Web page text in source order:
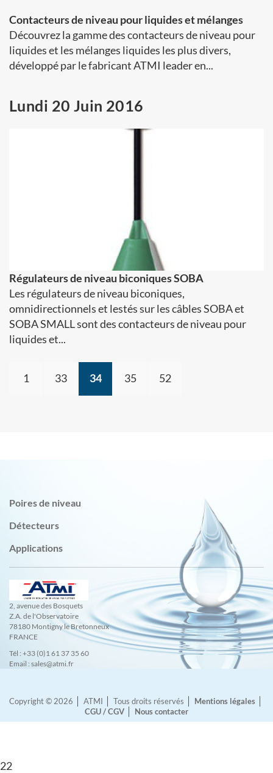
Contacteurs de niveau pour liquides et mélanges
Découvrez la gamme des contacteurs de niveau pour
liquides et les mélanges liquides les plus divers,
développé par le fabricant ATMI leader en...
Lundi 20 Juin 2016
Régulateurs de niveau biconiques SOBA
Les régulateurs de niveau biconiques,
omnidirectionnels et lestés sur les câbles SOBA et
SOBA SMALL sont des contacteurs de niveau pour
liquides et...
1 33 34 35 52
Poires de niveau
Détecteurs
Applications
2, avenue des Bosquets
Z.A. de l'Observatoire
78180 Montigny le Bretonneux
FRANCE
Tél : +33 (0)1 61 37 35 60
Email : sales@atmi.fr
Copyright © 2026 ATMI Tous droits réservés
Mentions légales
CGU / CGV
Nous contacter
22